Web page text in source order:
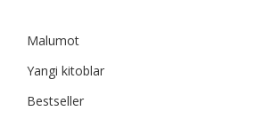
Malumot
Yangi kitoblar
Bestseller